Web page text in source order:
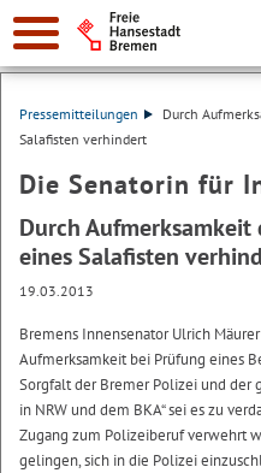
Suche:
Pressemitteilungen
Durch
Salafisten verhindert
Die Senatorin für
Durch
eines Salafisten
19.03.2013
Bremens Innensenator Ulrich
Aufmerksamkeit bei Prüfung eines
Sorgfalt der Bremer Polizei und der
in NRW und dem BKA“ sei es zu
Zugang zum Polizeiberuf verwehrt
gelingen, sich in die Polizei